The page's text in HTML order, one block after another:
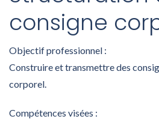
consigne
Objectif professionnel :
Construire et transmettre des
corporel.
Compétences visées :